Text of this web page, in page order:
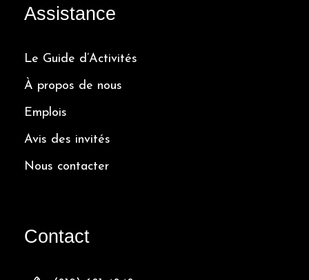
Assistance
Le Guide d’Activités
À propos de nous
Emplois
Avis des invités
Nous contacter
Contact